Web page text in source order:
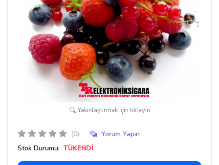
Yakınlaştırmak için tıklayın
(0)
Yorum Yapın
Stok Durumu: TÜKENDİ